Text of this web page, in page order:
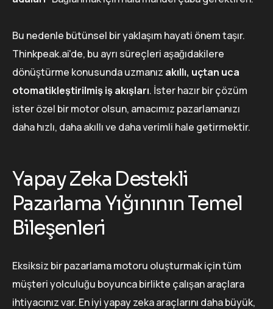
Bu nedenle bütünsel bir yaklaşım hayati önem taşır.
Thinkpeak.ai'de, bu ayrı süreçleri aşağıdakilere
dönüştürme konusunda uzmanız akıllı, uçtan uca
otomatikleştirilmiş iş akışları. İster hazır bir çözüm
ister özel bir motor olsun, amacımız pazarlamanızı
daha hızlı, daha akıllı ve daha verimli hale getirmektir.
Yapay Zeka Destekli
Pazarlama Yığınının Temel
Bileşenleri
Eksiksiz bir pazarlama motoru oluşturmak için tüm
müşteri yolculuğu boyunca birlikte çalışan araçlara
ihtiyacınız var. En iyi yapay zeka araçlarını daha büyük,